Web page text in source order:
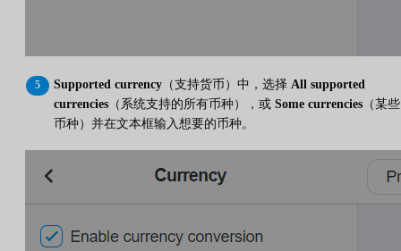
Supported currency （支持货币）中，选择 All supported
currencies （系统支持的所有币种），或 Some currencies （某些
币种）并在文本框输入想要的币种。